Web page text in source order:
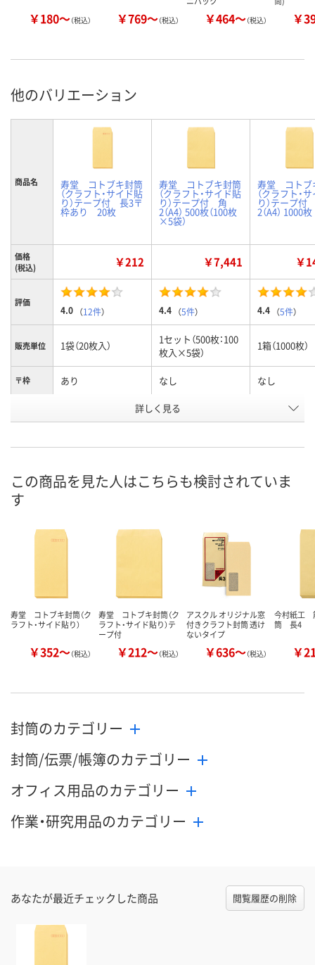
￥180～（税込） ￥769～（税込） ￥464～（税込） ￥
他のバリエーション
商品名 寿堂 コトブキ封筒
（クラフト・サイド貼
り）テープ付 長3〒
枠あり 20枚
寿堂 コトブキ封筒
（クラフト・サイド貼
り）テープ付 角
2（A4） 500枚（100枚
×5袋）
寿堂 コトブ
（クラフト・
り）テープ
2（A4） 1000枚
価格
(税込)
￥212 ￥7,441 ￥
評価
4.0 （12件） 4.4 （5件） 4.4 （5件）
販売単位 1袋（20枚入）
1セット（500枚：100
枚入×5袋）
1箱（1000枚）
〒枠 あり なし なし
角2
号
お届け日
数量 数量
カゴへ
詳しく見る
この商品を見た人はこちらも検討されていま
す
寿堂 コトブキ封筒（ク
ラフト・サイド貼り）
￥352～（税込）
寿堂 コトブキ封筒（ク
ラフト・サイド貼り）テ
ープ付
￥212～（税込）
アスクル オリジナル窓
付きクラフト封筒 透け
ないタイプ
￥636～（税込）
今村紙工
筒 長4
￥
封筒のカテゴリー
封筒/伝票/帳簿のカテゴリー
オフィス用品のカテゴリー
作業・研究用品のカテゴリー
あなたが最近チェックした商品 閲覧履歴の削除